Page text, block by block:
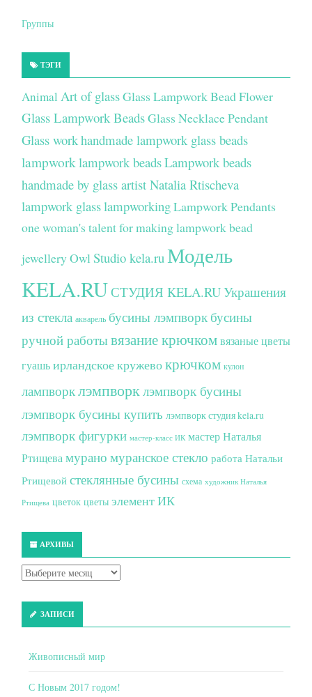
Группы
ТЭГИ
Animal Art of glassGlass Lampwork Bead Flower
Glass Lampwork BeadsGlass Necklace Pendant
Glass workhandmade lampwork glass beads
lampwork lampwork beadsLampwork beads
handmade by glass artist Natalia Rtischeva
lampwork glasslampworkingLampwork Pendants
one woman's talent for making lampwork bead
jewelleryOwlStudio kela.ru Модель
KELA.RUСТУДИЯ KELA.RUУкрашения
из стекла акварель бусины лэмпворк бусины
ручной работывязание крючкомвязаные цветы
гуашьирландское кружевокрючком кулон
лампворклэмпворк лэмпворк бусины
лэмпворк бусины купить лэмпворк студия kela.ru
лэмпворк фигурки мастер-класс ИК мастер Наталья
Ртищевамурано муранское стекло работа Натальи
Ртищевой стеклянные бусины схема художник Наталья
Ртищева цветок цветы элемент ИК
АРХИВЫ
ЗАПИСИ
Живописный мир
С Новым 2017 годом!